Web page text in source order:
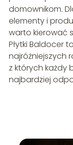
domownikom.
elementy i
warto kierować
Płytki Baldocer
najróżniejszych
z których każdy
najbardziej